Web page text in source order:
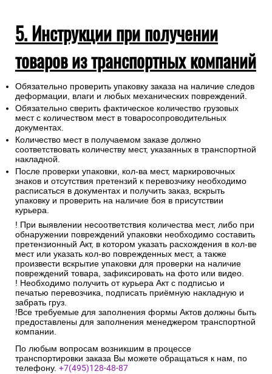
5. Инструкции при получении
товаров из транспортных компаний
Обязательно проверить упаковку заказа на наличие следов
деформации, влаги и любых механических повреждений.
Обязательно сверить фактическое количество грузовых
мест с количеством мест в товаросопроводительных
документах.
Количество мест в получаемом заказе должно
соответствовать количеству мест, указанных в транспортной
накладной.
После проверки упаковки, кол-ва мест, маркировочных
знаков и отсутствия претензий к перевозчику необходимо
расписаться в документах и получить заказ, вскрыть
упаковку и проверить на наличие боя в присутствии
курьера.
! При выявлении несоответствия количества мест, либо при
обнаружении повреждений упаковки необходимо составить
претензионный Акт, в котором указать расхождения в кол-ве
мест или указать кол-во поврежденных мест, а также
произвести вскрытие упаковки для проверки на наличие
повреждений товара, зафиксировать на фото или видео.
! Необходимо получить от курьера Акт с подписью и
печатью перевозчика, подписать приёмную накладную и
забрать груз.
!Все требуемые для заполнения формы Актов должны быть
предоставлены для заполнения менеджером транспортной
компании.
По любым вопросам возникшим в процессе
транспортировки заказа Вы можете обращаться к нам, по
телефону. +7(495)128-48-87